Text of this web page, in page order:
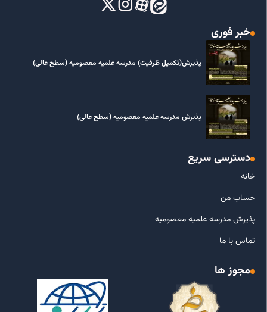
خبر فوری
پذیرش(تکمیل ظرفیت) مدرسه علمیه معصومیه‌ (سطح عالی)
پذیرش مدرسه علمیه معصومیه‌ (سطح عالی)
دسترسی سریع
خانه
حساب من
پذیرش مدرسه علمیه معصومیه
تماس با ما
مجوز ها